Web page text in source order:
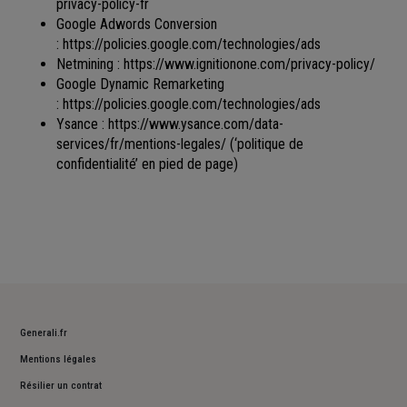
privacy-policy-fr
Google Adwords Conversion
: https://policies.google.com/technologies/ads
Netmining : https://www.ignitionone.com/privacy-policy/
Google Dynamic Remarketing
: https://policies.google.com/technologies/ads
Ysance : https://www.ysance.com/data-
services/fr/mentions-legales/ (‘politique de
confidentialité’ en pied de page)
Generali.fr
Mentions légales
Résilier un contrat